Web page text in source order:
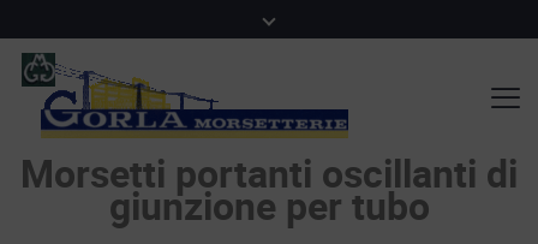
Morsetti portanti oscillanti di
giunzione per tubo